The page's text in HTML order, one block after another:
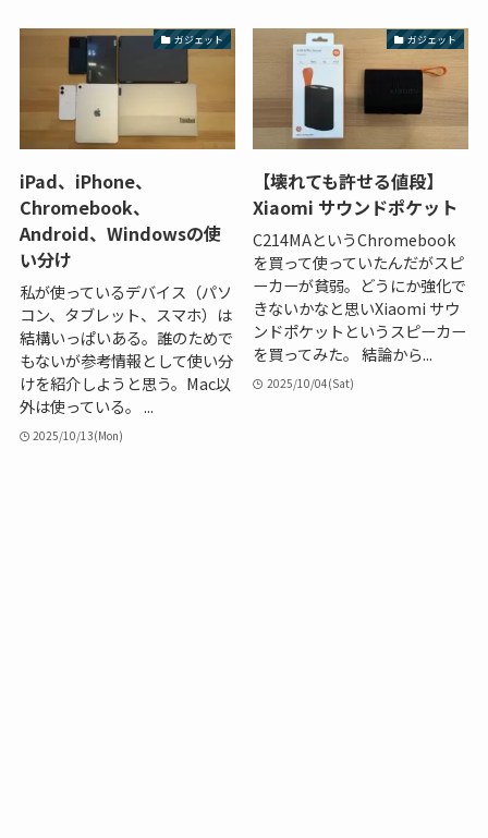
ガジェット
iPad、iPhone、
Chromebook、
Android、Windowsの使
い分け
私が使っているデバイス（パソ
コン、タブレット、スマホ）は
結構いっぱいある。誰のためで
もないが参考情報として使い分
けを紹介しようと思う。Mac以
外は使っている。 ...
2025/10/13(Mon)
ガジェット
【壊れても許せる値段】
Xiaomi サウンドポケット
C214MAというChromebook
を買って使っていたんだがスピ
ーカーが貧弱。どうにか強化で
きないかなと思いXiaomi サウ
ンドポケットというスピーカー
を買ってみた。 結論から...
2025/10/04(Sat)